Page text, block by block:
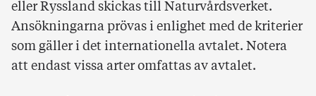
eller Ryssland skickas till Naturvårdsverket.
Ansökningarna prövas i enlighet med de kriterier
som gäller i det internationella avtalet. Notera
att endast vissa arter omfattas av avtalet.